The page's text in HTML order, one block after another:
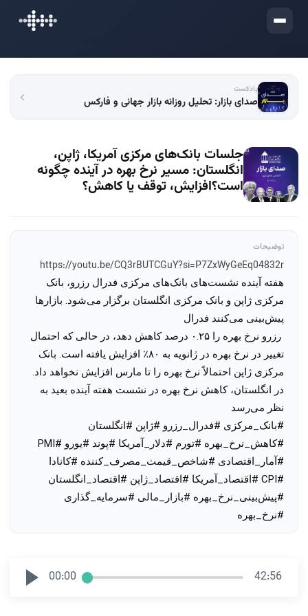
ورود
پادکست
صدای بازار: تحلیل روزانه بازار جهانی و فارکس
جلسات بانک‌های مرکزی آمریکا، ژاپن،
انگلستان: مسیر نرخ بهره در آینده چگونه
است؟افزایش، توقف یا کاهش؟
توضیحات
https://youtu.be/CQ3rBUTCGuY?si=P7ZxWyGeEq04832r
پیش‌بینی می‌کنند فدرال
نظر می‌رسد
#بانک_مرکزی #فدرال_رزرو #ژاپن #انگلستان
#کاهش_نرخ_بهره #تورم #دلار_آمریکا #پوند #یورو #PMI
#آمار_اقتصادی #شاخص_قیمت_مصرف_کننده #کانادا
#CPI
#اقتصاد_آمریکا #اقتصاد_ژاپن #اقتصاد_انگلستان
#پیش‌بینی_نرخ_بهره
#بازار_مالی #سرمایه_گذاری
#نرخ_بهره
00:00 42:56